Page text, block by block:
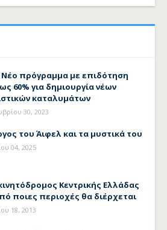
Νέο πρόγραμμα με επιδότηση
60% για δημιουργία νέων
καταλυμάτων
30, 2023
του Άιφελ και τα μυστικά του
04, 2025
Κεντρικής Ελλάδας
ποιες περιοχές θα διέρχεται
18, 2013